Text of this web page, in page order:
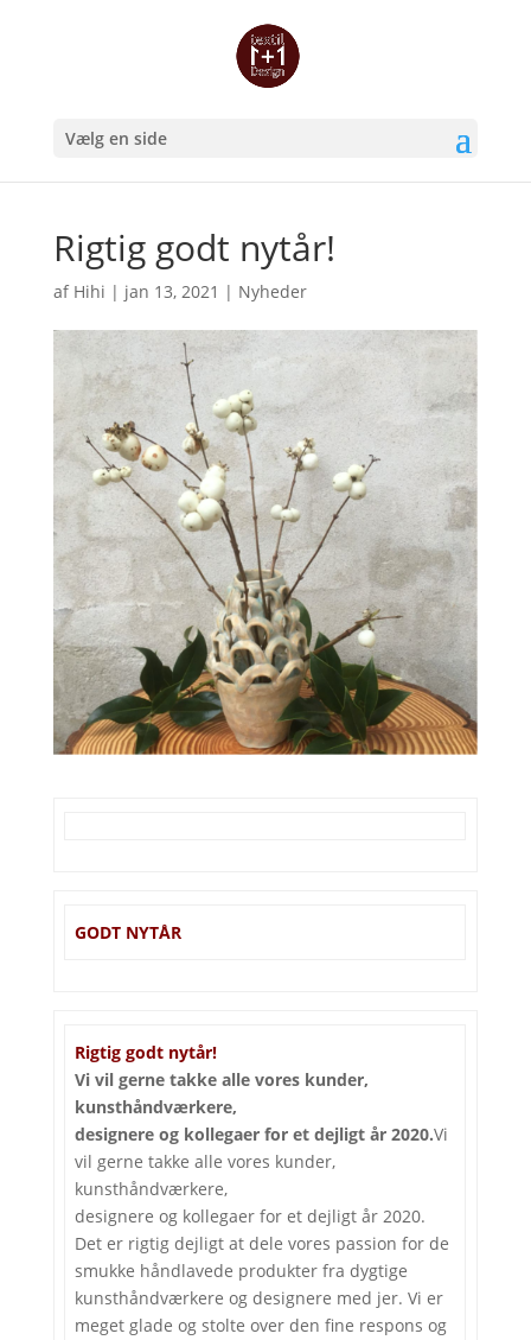
Vælg en side
Rigtig godt nytår!
af Hihi | jan 13, 2021 | Nyheder
GODT NYTÅR
Rigtig godt nytår!
Vi vil gerne takke alle vores kunder,
kunsthåndværkere,
designere og kollegaer for et dejligt år 2020.Vi
vil gerne takke alle vores kunder,
kunsthåndværkere,
designere og kollegaer for et dejligt år 2020.
Det er rigtig dejligt at dele vores passion for de
smukke håndlavede produkter fra dygtige
kunsthåndværkere og designere med jer. Vi er
meget glade og stolte over den fine respons og